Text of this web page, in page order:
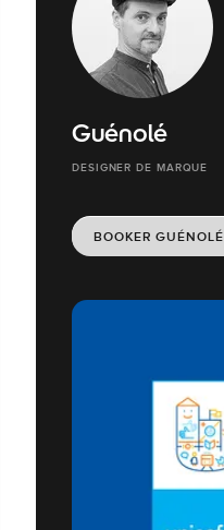
Guénolé
DESIGNER DE MARQUE
BOOKER GUÉNOLÉ